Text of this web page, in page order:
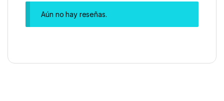
Aún no hay reseñas.